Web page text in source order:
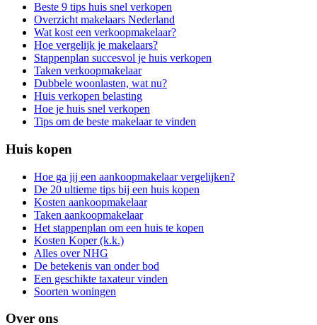
Beste 9 tips huis snel verkopen
Overzicht makelaars Nederland
Wat kost een verkoopmakelaar?
Hoe vergelijk je makelaars?
Stappenplan succesvol je huis verkopen
Taken verkoopmakelaar
Dubbele woonlasten, wat nu?
Huis verkopen belasting
Hoe je huis snel verkopen
Tips om de beste makelaar te vinden
Huis kopen
Hoe ga jij een aankoopmakelaar vergelijken?
De 20 ultieme tips bij een huis kopen
Kosten aankoopmakelaar
Taken aankoopmakelaar
Het stappenplan om een huis te kopen
Kosten Koper (k.k.)
Alles over NHG
De betekenis van onder bod
Een geschikte taxateur vinden
Soorten woningen
Over ons